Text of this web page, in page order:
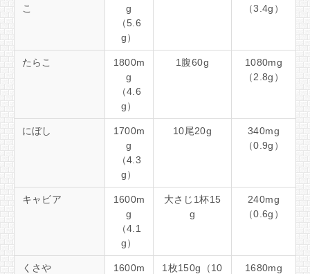
こ
g
（5.6
g）
（3.4g）
たらこ
1800m
g
（4.6
g）
1腹60g
1080mg
（2.8g）
にぼし
1700m
g
（4.3
g）
10尾20g
340mg
（0.9g）
キャビア
1600m
g
（4.1
g）
大さじ1杯15
g
240mg
（0.6g）
くさや
1600m
1枚150g（10
1680mg